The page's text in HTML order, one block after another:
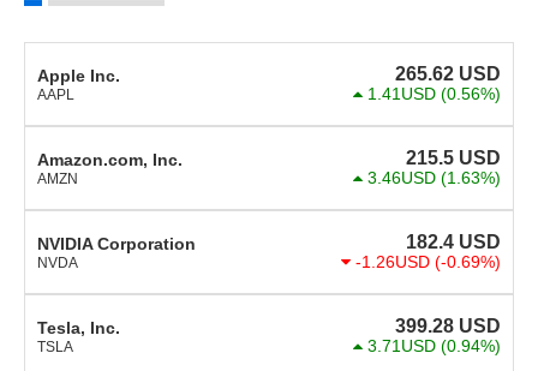
Apple Inc.
AAPL
265.62 USD
1.41USD (0.56%)
Amazon.com, Inc.
AMZN
215.5 USD
3.46USD (1.63%)
NVIDIA Corporation
NVDA
182.4 USD
-1.26USD (-0.69%)
Tesla, Inc.
TSLA
399.28 USD
3.71USD (0.94%)